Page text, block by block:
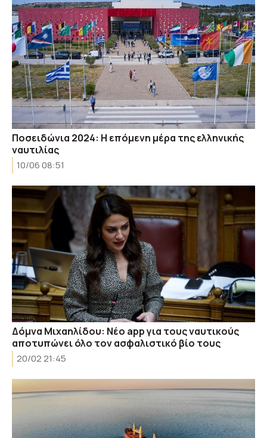
Ποσειδώνια 2024: Η επόμενη μέρα της ελληνικής
ναυτιλίας
10/06 08:51
Δόμνα Μιχαηλίδου: Νέο app για τους ναυτικούς
αποτυπώνει όλο τον ασφαλιστικό βίο τους
20/02 21:45